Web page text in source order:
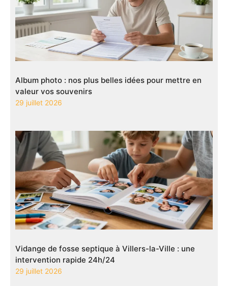
Album photo : nos plus belles idées pour mettre en
valeur vos souvenirs
29 juillet 2026
Vidange de fosse septique à Villers-la-Ville : une
intervention rapide 24h/24
29 juillet 2026